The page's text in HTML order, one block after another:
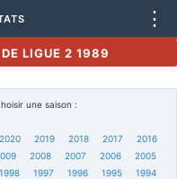
⋮
LIGUE 2 1989
une saison :
2020 2019 2018 2017
2016
2008 2007 2006
2005
1998 1997 1996 1995
1994